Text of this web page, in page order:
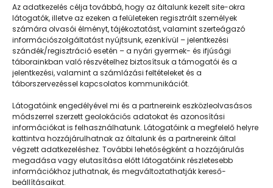
Az adatkezelés célja továbbá, hogy az általunk kezelt site-okra
látogatók, illetve az ezeken a felületeken regisztrált személyek
számára olvasói élményt, tájékoztatást, valamint szerteágazó
információszolgáltatást nyújtsunk, ezenkívül – jelentkezési
szándék/regisztráció esetén – a nyári gyermek- és ifjúsági
táborainkban való részvételhez biztosítsuk a támogatói és a
jelentkezési, valamint a számlázási feltételeket és a
táborszervezéssel kapcsolatos kommunikációt.
Látogatóink engedélyével mi és a partnereink eszközleolvasásos
módszerrel szerzett geolokációs adatokat és azonosítási
információkat is felhasználhatunk. Látogatóink a megfelelő helyre
kattintva hozzájárulhatnak az általunk és a partnereink által
végzett adatkezeléshez. További lehetőségként a hozzájárulás
megadása vagy elutasítása előtt látogatóink részletesebb
információkhoz juthatnak, és megváltoztathatják kereső-
beállításaikat.
Napközisgyerektábor.hu